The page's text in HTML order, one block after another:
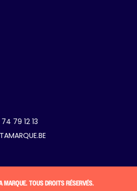
79 12 13
TOUS DROITS RÉSERVÉS.